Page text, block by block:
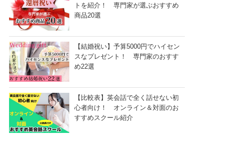
トを紹介！ 専門家が選ぶおすすめ
商品20選
【結婚祝い】予算5000円でハイセン
スなプレゼント！ 専門家のおすす
め22選
【比較表】英会話で全く話せない初
心者向け！ オンライン＆対面のお
すすめスクール紹介